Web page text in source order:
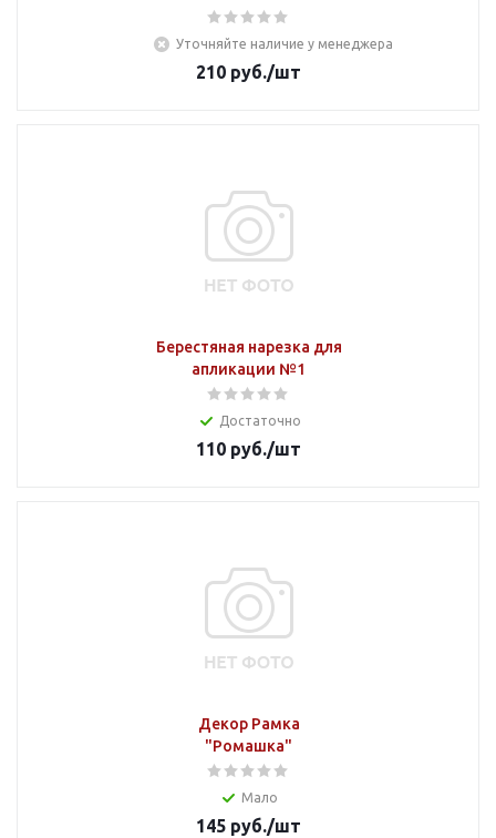
Уточняйте наличие у менеджера
210 руб./шт
Берестяная нарезка для
апликации №1
Достаточно
110 руб./шт
Декор Рамка
"Ромашка"
Мало
145 руб./шт